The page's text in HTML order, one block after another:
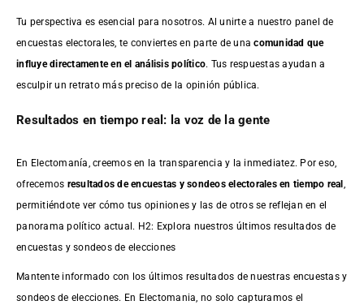
Tu perspectiva es esencial para nosotros. Al unirte a nuestro panel de
encuestas electorales, te conviertes en parte de unacomunidad que
influye directamente en el análisis político. Tus respuestas ayudan a
esculpir un retrato más preciso de la opinión pública.
Resultados en tiempo real: la voz de la gente
En Electomanía, creemos en la transparencia y la inmediatez. Por eso,
ofrecemos resultados deencuestas y sondeos electorales en tiempo real
permitiéndote ver cómo tus opiniones y las de otros se reflejan en el
panorama político actual. H2: Explora nuestros últimos resultados de
encuestas y sondeos de elecciones
Mantente informado con los últimos resultados de nuestras encuestasy
sondeos de elecciones. En Electomania, no solo capturamos el